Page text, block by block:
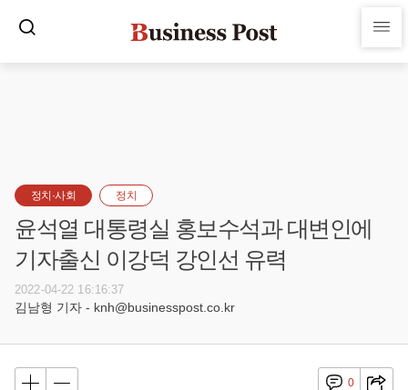
정치·사회 정치
윤석열 대통령실 홍보수석과 대변인에
기자출신 이강덕 강인선 유력
2022-04-22 16:16:37
김남형 기자 - knh@businesspost.co.kr
0